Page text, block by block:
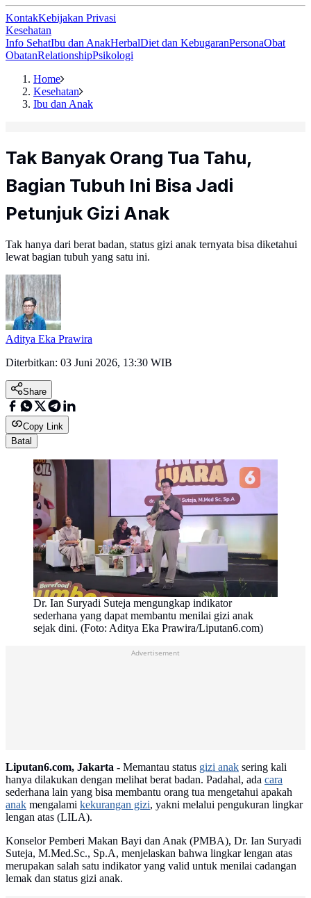
KontakKebijakan Privasi
Kesehatan
Info SehatIbu dan AnakHerbalDiet dan KebugaranPersonaObat
ObatanRelationshipPsikologi
Home
Kesehatan
Ibu dan Anak
Tak Banyak Orang Tua Tahu,
Bagian Tubuh Ini Bisa Jadi
Petunjuk Gizi Anak
Tak hanya dari berat badan, status gizi anak ternyata bisa diketahui
lewat bagian tubuh yang satu ini.
Aditya Eka Prawira
Diterbitkan: 03 Juni 2026, 13:30 WIB
Share
Copy Link
Batal
Dr. Ian Suryadi Suteja mengungkap indikator
sederhana yang dapat membantu menilai gizi anak
sejak dini. (Foto: Aditya Eka Prawira/Liputan6.com)
Advertisement
Liputan6.com, Jakarta - Memantau status gizi anak sering kali
hanya dilakukan dengan melihat berat badan. Padahal, ada cara
sederhana lain yang bisa membantu orang tua mengetahui apakah
anak mengalami kekurangan gizi, yakni melalui pengukuran lingkar
lengan atas (LILA).
Konselor Pemberi Makan Bayi dan Anak (PMBA), Dr. Ian Suryadi
Suteja, M.Med.Sc., Sp.A, menjelaskan bahwa lingkar lengan atas
merupakan salah satu indikator yang valid untuk menilai cadangan
lemak dan status gizi anak.